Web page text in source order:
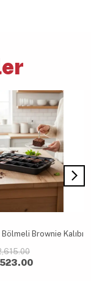
Brownie Kalıbı